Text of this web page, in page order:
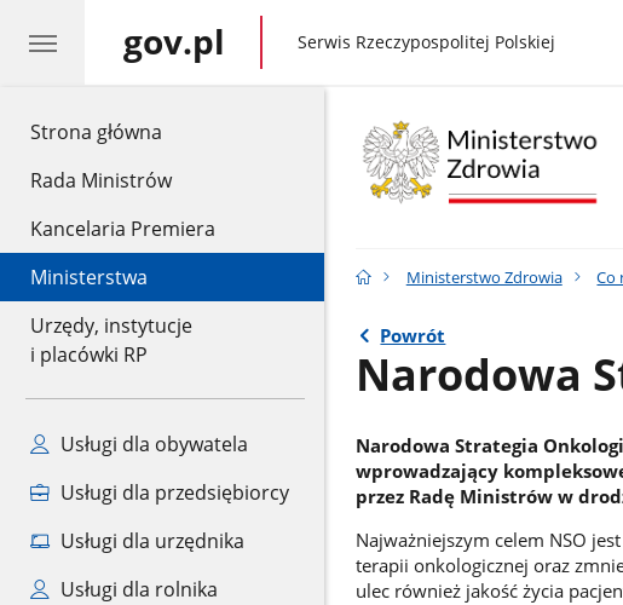
Strona główna
Rada Ministrów
Kancelaria Premiera
Ministerstwa
Urzędy, instytucje
i placówki RP
Usługi dla obywatela
Usługi dla przedsiębiorcy
Usługi dla urzędnika
Usługi dla rolnika
gov.pl gov.pl
Serwis Rzeczypospolitej Polskiej
Ministerstwo Zdrowia Co
Powrót
Narodowa
Narodowa Strategia
wprowadzający
przez Radę Ministrów w
Najważniejszym celem NSO
terapii onkologicznej oraz
ulec również jakość życia